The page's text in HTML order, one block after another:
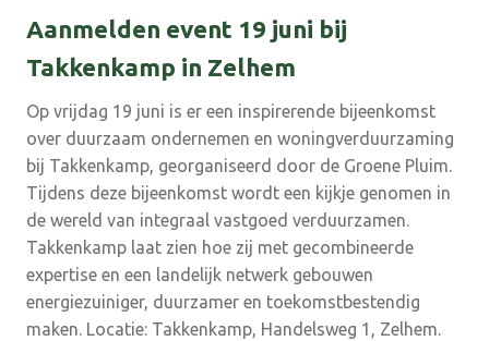
Aanmelden event 19 juni bij
Takkenkamp in Zelhem
Op vrijdag 19 juni is er een inspirerende bijeenkomst
over duurzaam ondernemen en woningverduurzaming
bij Takkenkamp, georganiseerd door de Groene Pluim.
Tijdens deze bijeenkomst wordt een kijkje genomen in
de wereld van integraal vastgoed verduurzamen.
Takkenkamp laat zien hoe zij met gecombineerde
expertise en een landelijk netwerk gebouwen
energiezuiniger, duurzamer en toekomstbestendig
maken. Locatie: Takkenkamp, Handelsweg 1, Zelhem.